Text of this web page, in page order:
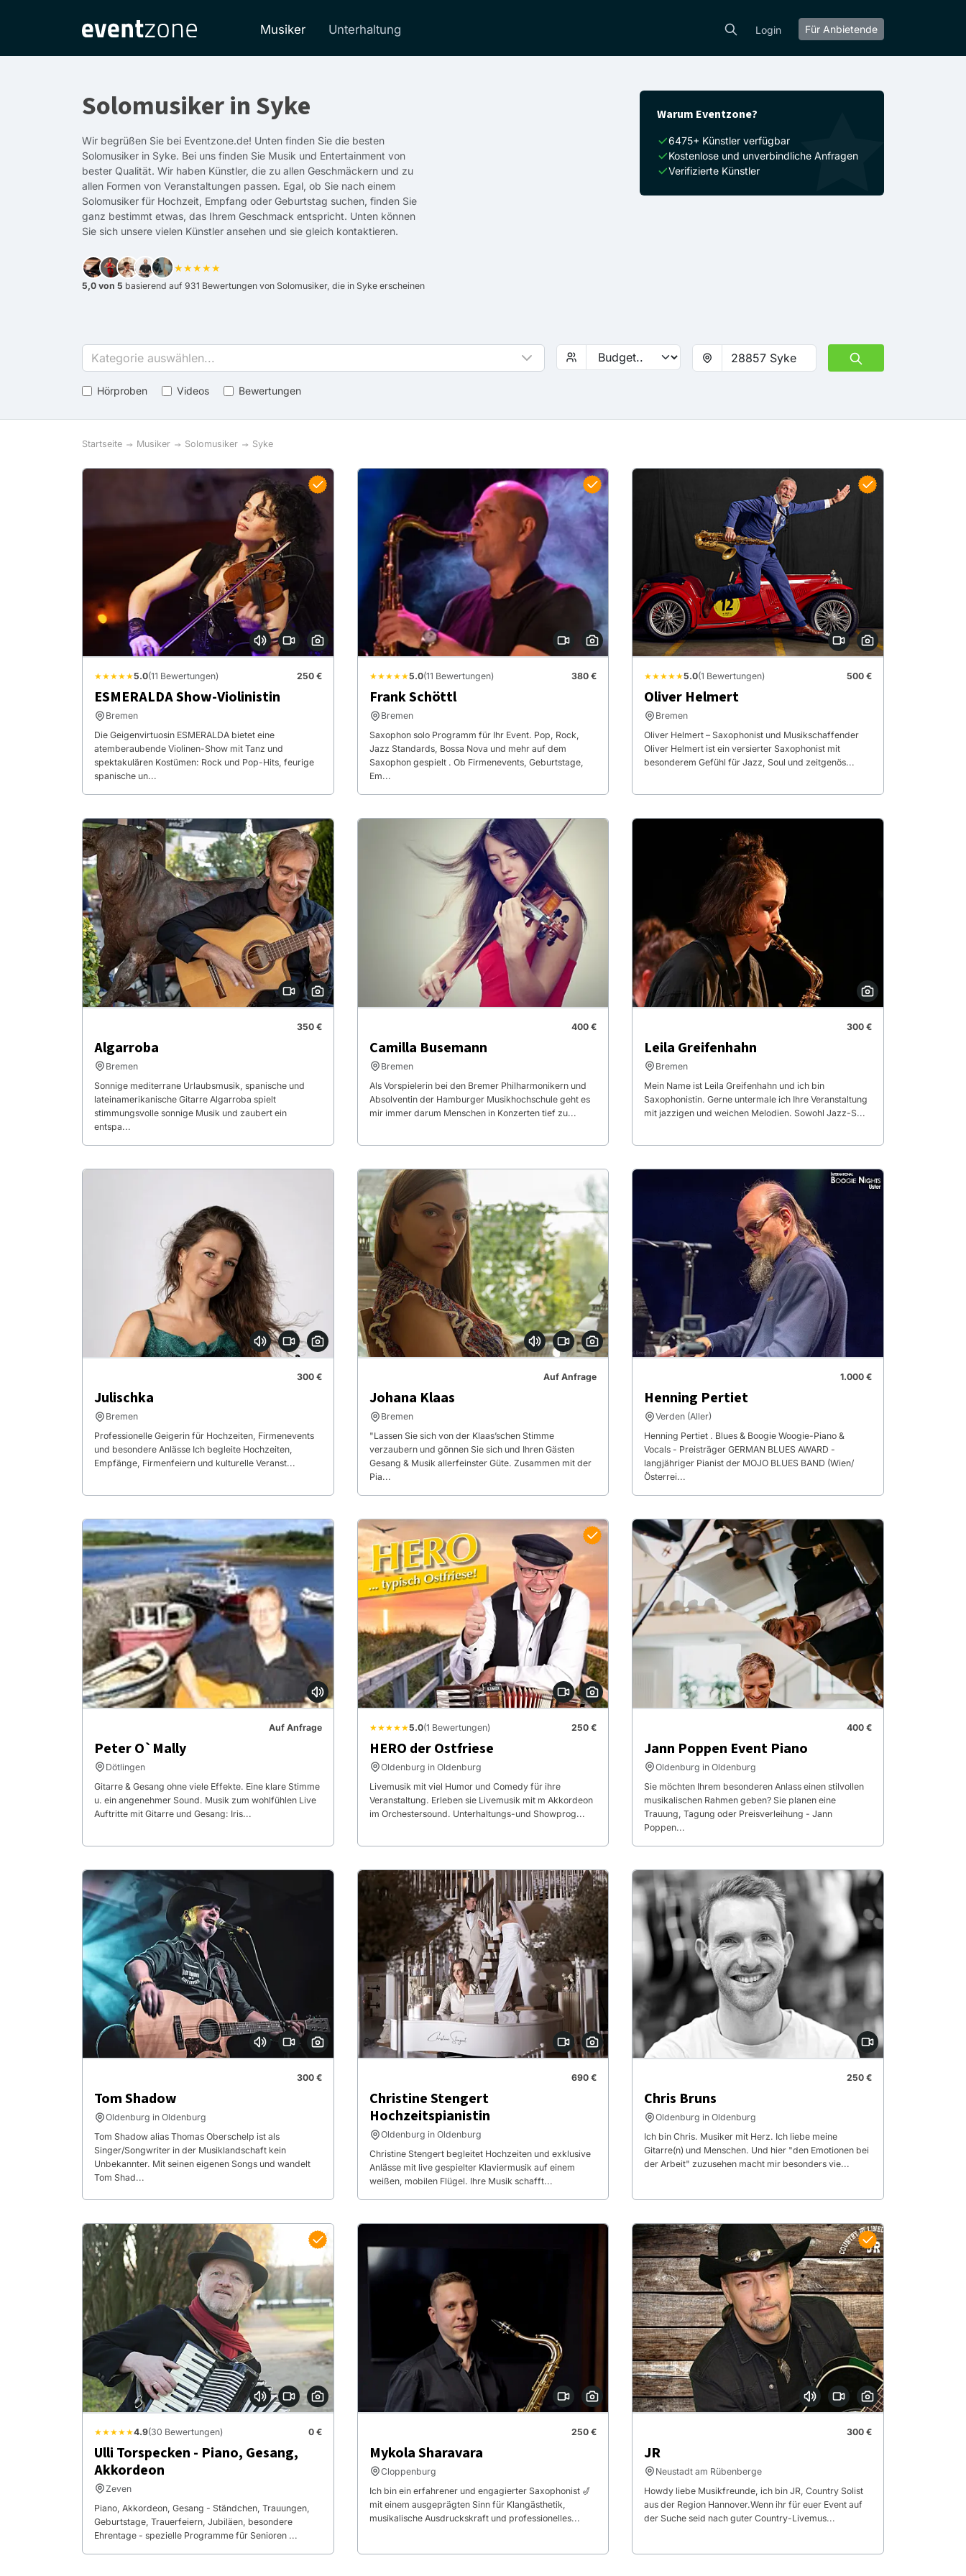
Musiker Unterhaltung Login Für Anbietende
Solomusiker in Syke
Wir begrüßen Sie bei Eventzone.de! Unten finden Sie die besten
Solomusiker in Syke. Bei uns finden Sie Musik und Entertainment von
bester Qualität. Wir haben Künstler, die zu allen Geschmäckern und zu
allen Formen von Veranstaltungen passen. Egal, ob Sie nach einem
Solomusiker für Hochzeit, Empfang oder Geburtstag suchen, finden Sie
ganz bestimmt etwas, das Ihrem Geschmack entspricht. Unten können
Sie sich unsere vielen Künstler ansehen und sie gleich kontaktieren.
★★★★★
5,0 von 5 basierend auf 931 Bewertungen von Solomusiker, die in Syke erscheinen
Warum Eventzone?
6475+ Künstler verfügbar
Kostenlose und unverbindliche Anfragen
Verifizierte Künstler
Kategorie auswählen...
Hörproben Videos Bewertungen
Startseite Musiker Solomusiker Syke
★★★★★5.0(11 Bewertungen) 250 €
ESMERALDA Show-Violinistin
Bremen
Die Geigenvirtuosin ESMERALDA bietet eine
atemberaubende Violinen-Show mit Tanz und
spektakulären Kostümen: Rock und Pop-Hits, feurige
spanische un...
★★★★★5.0(11 Bewertungen) 380 €
Frank Schöttl
Bremen
Saxophon solo Programm für Ihr Event. Pop, Rock,
Jazz Standards, Bossa Nova und mehr auf dem
Saxophon gespielt . Ob Firmenevents, Geburtstage,
Em...
★★★★★5.0(1 Bewertungen) 500 €
Oliver Helmert
Bremen
Oliver Helmert – Saxophonist und Musikschaffender
Oliver Helmert ist ein versierter Saxophonist mit
besonderem Gefühl für Jazz, Soul und zeitgenös...
350 €
Algarroba
Bremen
Sonnige mediterrane Urlaubsmusik, spanische und
lateinamerikanische Gitarre Algarroba spielt
stimmungsvolle sonnige Musik und zaubert ein
entspa...
400 €
Camilla Busemann
Bremen
Als Vorspielerin bei den Bremer Philharmonikern und
Absolventin der Hamburger Musikhochschule geht es
mir immer darum Menschen in Konzerten tief zu...
300 €
Leila Greifenhahn
Bremen
Mein Name ist Leila Greifenhahn und ich bin
Saxophonistin. Gerne untermale ich Ihre Veranstaltung
mit jazzigen und weichen Melodien. Sowohl Jazz-S...
300 €
Julischka
Bremen
Professionelle Geigerin für Hochzeiten, Firmenevents
und besondere Anlässe Ich begleite Hochzeiten,
Empfänge, Firmenfeiern und kulturelle Veranst...
Auf Anfrage
Johana Klaas
Bremen
"Lassen Sie sich von der Klaas’schen Stimme
verzaubern und gönnen Sie sich und Ihren Gästen
Gesang & Musik allerfeinster Güte. Zusammen mit der
Pia...
1.000 €
Henning Pertiet
Verden (Aller)
Henning Pertiet . Blues & Boogie Woogie-Piano &
Vocals - Preisträger GERMAN BLUES AWARD -
langjähriger Pianist der MOJO BLUES BAND (Wien/
Österrei...
Auf Anfrage
Peter O`Mally
Dötlingen
Gitarre & Gesang ohne viele Effekte. Eine klare Stimme
u. ein angenehmer Sound. Musik zum wohlfühlen Live
Auftritte mit Gitarre und Gesang: Iris...
★★★★★5.0(1 Bewertungen) 250 €
HERO der Ostfriese
Oldenburg in Oldenburg
Livemusik mit viel Humor und Comedy für ihre
Veranstaltung. Erleben sie Livemusik mit m Akkordeon
im Orchestersound. Unterhaltungs-und Showprog...
400 €
Jann Poppen Event Piano
Oldenburg in Oldenburg
Sie möchten Ihrem besonderen Anlass einen stilvollen
musikalischen Rahmen geben? Sie planen eine
Trauung, Tagung oder Preisverleihung - Jann
Poppen...
300 €
Tom Shadow
Oldenburg in Oldenburg
Tom Shadow alias Thomas Oberschelp ist als
Singer/Songwriter in der Musiklandschaft kein
Unbekannter. Mit seinen eigenen Songs und wandelt
Tom Shad...
690 €
Christine Stengert
Hochzeitspianistin
Oldenburg in Oldenburg
Christine Stengert begleitet Hochzeiten und exklusive
Anlässe mit live gespielter Klaviermusik auf einem
weißen, mobilen Flügel. Ihre Musik schafft...
250 €
Chris Bruns
Oldenburg in Oldenburg
Ich bin Chris. Musiker mit Herz. Ich liebe meine
Gitarre(n) und Menschen. Und hier "den Emotionen bei
der Arbeit" zuzusehen macht mir besonders vie...
★★★★★4.9(30 Bewertungen) 0 €
Ulli Torspecken - Piano, Gesang,
Akkordeon
Zeven
Piano, Akkordeon, Gesang - Ständchen, Trauungen,
Geburtstage, Trauerfeiern, Jubiläen, besondere
Ehrentage - spezielle Programme für Senioren ...
250 €
Mykola Sharavara
Cloppenburg
Ich bin ein erfahrener und engagierter Saxophonist 🎷
mit einem ausgeprägten Sinn für Klangästhetik,
musikalische Ausdruckskraft und professionelles...
300 €
JR
Neustadt am Rübenberge
Howdy liebe Musikfreunde, ich bin JR, Country Solist
aus der Region Hannover.Wenn ihr für euer Event auf
der Suche seid nach guter Country-Livemus...